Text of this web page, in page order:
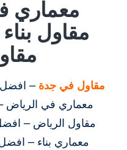
معماري
مقاول
مقاول في جدة– افضل
معماري في الرياض
مقاول الرياض –
معماري بناء –